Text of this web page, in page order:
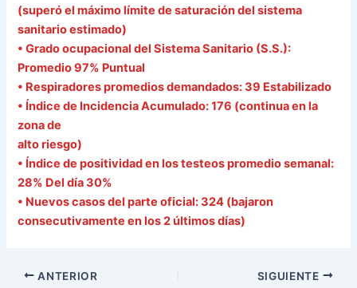
(superó el máximo límite de saturación del sistema
sanitario estimado)
• Grado ocupacional del Sistema Sanitario (S.S.):
Promedio 97% Puntual
• Respiradores promedios demandados: 39 Estabilizado
• Índice de Incidencia Acumulado: 176 (continua en la
zona de
alto riesgo)
• Índice de positividad en los testeos promedio semanal:
28% Del día 30%
• Nuevos casos del parte oficial: 324 (bajaron
consecutivamente en los 2 últimos días)
ANTERIOR SIGUIENTE